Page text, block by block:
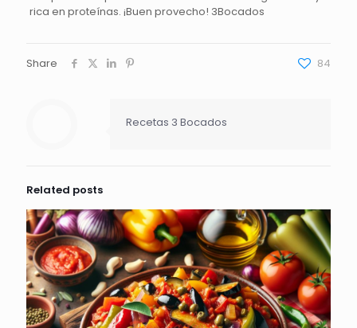
rica en proteínas. ¡Buen provecho! 3Bocados
Share 84
Recetas 3 Bocados
Related posts